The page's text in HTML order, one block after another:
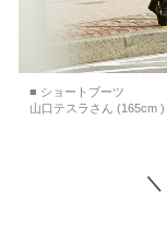
■ ショートブーツ
山口テスラさん (165cm )